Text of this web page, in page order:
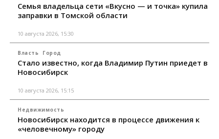
Семья владельца сети «Вкусно — и точка» купила
заправки в Томской области
10 августа 2026, 15:30
Власть Город
Стало известно, когда Владимир Путин приедет в
Новосибирск
10 августа 2026, 15:15
Недвижимость
Новосибирск находится в процессе движения к
«человечному» городу